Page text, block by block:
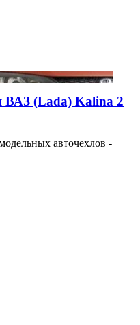
ВАЗ (Lada) Kalina 2
авточехлов -